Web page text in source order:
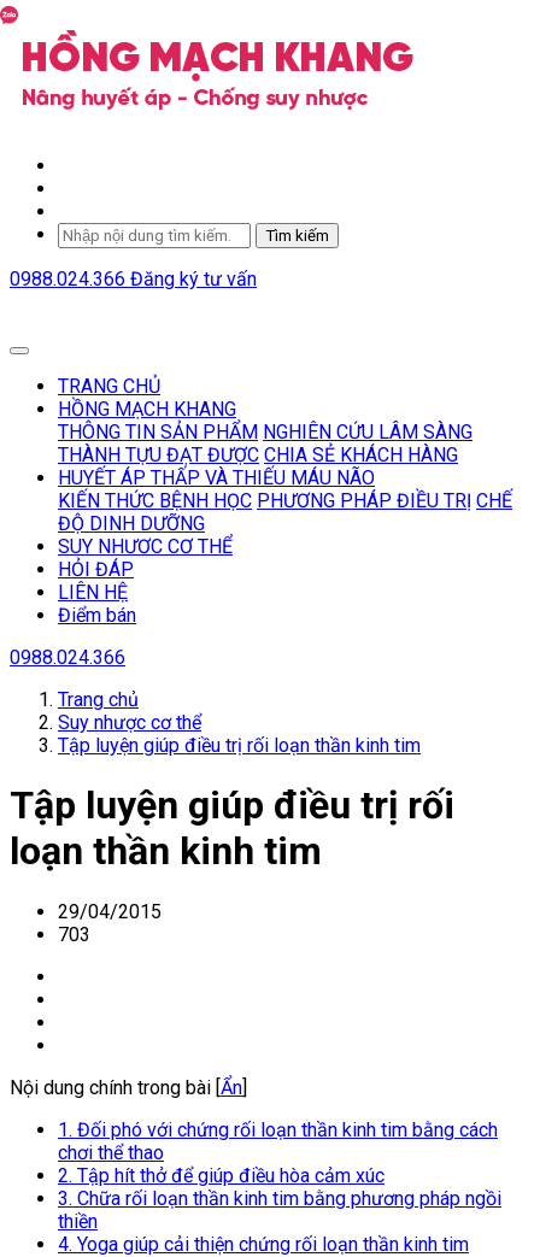
Tìm kiếm
0988.024.366 Đăng ký tư vấn
TRANG CHỦ
HỒNG MẠCH KHANG
THÔNG TIN SẢN PHẨM NGHIÊN CỨU LÂM SÀNG
THÀNH TỰU ĐẠT ĐƯỢC CHIA SẺ KHÁCH HÀNG
HUYẾT ÁP THẤP VÀ THIẾU MÁU NÃO
KIẾN THỨC BỆNH HỌC PHƯƠNG PHÁP ĐIỀU TRỊ CHẾ
ĐỘ DINH DƯỠNG
SUY NHƯƠC CƠ THỂ
HỎI ĐÁP
LIÊN HỆ
Điểm bán
0988.024.366
Trang chủ
Suy nhược cơ thể
Tập luyện giúp điều trị rối loạn thần kinh tim
Tập luyện giúp điều trị rối
loạn thần kinh tim
29/04/2015
703
Nội dung chính trong bài [Ẩn]
1. Đối phó với chứng rối loạn thần kinh tim bằng cách
chơi thể thao
2. Tập hít thở để giúp điều hòa cảm xúc
3. Chữa rối loạn thần kinh tim bằng phương pháp ngồi
thiền
4. Yoga giúp cải thiện chứng rối loạn thần kinh tim